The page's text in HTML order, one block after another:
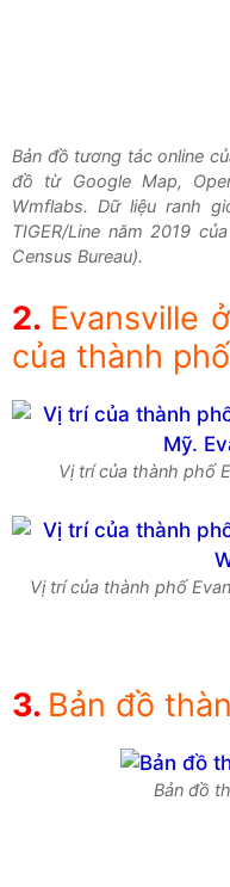
Bản đồ tương tác online
đồ từ Google Map,
Wmflabs. Dữ liệu ranh
TIGER/Line năm 2019
Census Bureau).
Evansville
của thành
Vị trí của thành phố
Vị trí của thành phố
Bản đồ
Bản đồ